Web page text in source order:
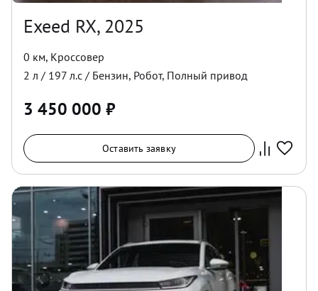
Exeed RX, 2025
0 км, Кроссовер
2 л / 197 л.с / Бензин, Робот, Полный привод
3 450 000 ₽
Оставить заявку